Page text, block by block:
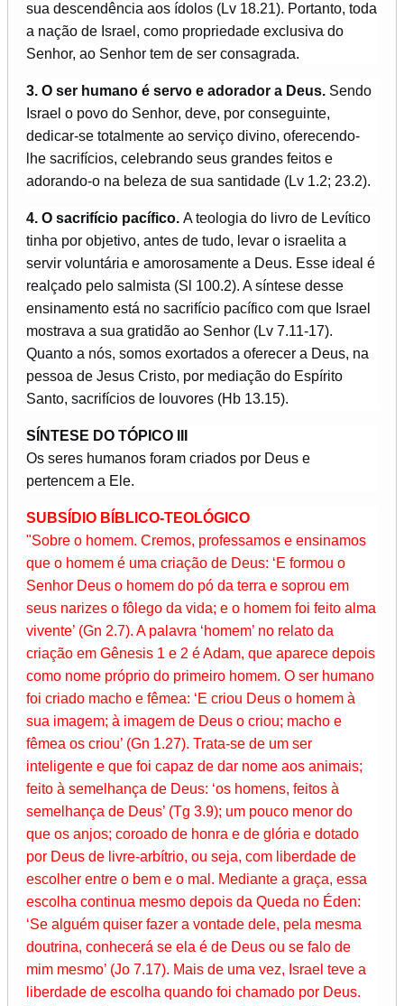
sua descendência aos ídolos (Lv 18.21). Portanto, toda
a nação de Israel, como propriedade exclusiva do
Senhor, ao Senhor tem de ser consagrada.
3. O ser humano é servo e adorador a Deus. Sendo
Israel o povo do Senhor, deve, por conseguinte,
dedicar-se totalmente ao serviço divino, oferecendo-
lhe sacrifícios, celebrando seus grandes feitos e
adorando-o na beleza de sua santidade (Lv 1.2; 23.2).
4. O sacrifício pacífico. A teologia do livro de Levítico
tinha por objetivo, antes de tudo, levar o israelita a
servir voluntária e amorosamente a Deus. Esse ideal é
realçado pelo salmista (Sl 100.2). A síntese desse
ensinamento está no sacrifício pacífico com que Israel
mostrava a sua gratidão ao Senhor (Lv 7.11-17).
Quanto a nós, somos exortados a oferecer a Deus, na
pessoa de Jesus Cristo, por mediação do Espírito
Santo, sacrifícios de louvores (Hb 13.15).
SÍNTESE DO TÓPICO III
Os seres humanos foram criados por Deus e
pertencem a Ele.
SUBSÍDIO BÍBLICO-TEOLÓGICO
"Sobre o homem. Cremos, professamos e ensinamos
que o homem é uma criação de Deus: ‘E formou o
Senhor Deus o homem do pó da terra e soprou em
seus narizes o fôlego da vida; e o homem foi feito alma
vivente’ (Gn 2.7). A palavra ‘homem’ no relato da
criação em Gênesis 1 e 2 é Adam, que aparece depois
como nome próprio do primeiro homem. O ser humano
foi criado macho e fêmea: ‘E criou Deus o homem à
sua imagem; à imagem de Deus o criou; macho e
fêmea os criou’ (Gn 1.27). Trata-se de um ser
inteligente e que foi capaz de dar nome aos animais;
feito à semelhança de Deus: ‘os homens, feitos à
semelhança de Deus’ (Tg 3.9); um pouco menor do
que os anjos; coroado de honra e de glória e dotado
por Deus de livre-arbítrio, ou seja, com liberdade de
escolher entre o bem e o mal. Mediante a graça, essa
escolha continua mesmo depois da Queda no Éden:
‘Se alguém quiser fazer a vontade dele, pela mesma
doutrina, conhecerá se ela é de Deus ou se falo de
mim mesmo’ (Jo 7.17). Mais de uma vez, Israel teve a
liberdade de escolha quando foi chamado por Deus.